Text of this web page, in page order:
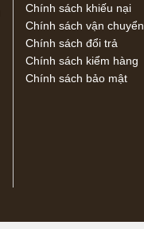
Chính sách khiếu nại
Chính sách vận chuyển
Chính sách đổi trả
Chính sách kiểm hàng
Chính sách bảo mật